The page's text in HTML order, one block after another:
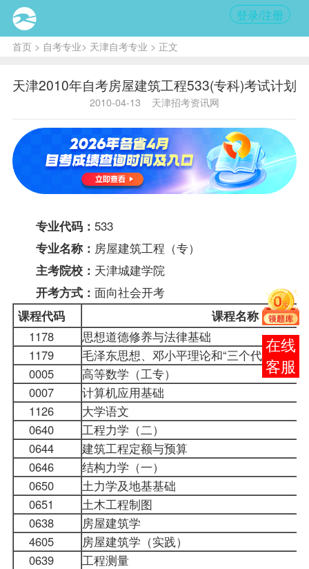
登录/注册
首页> 自考专业> 天津自考专业 > 正文
天津2010年自考房屋建筑工程533(专科)考试计划
2010-04-13 天津招考资讯网
专业代码： 533
专业名称： 房屋建筑工程（专）
主考院校： 天津城建学院
开考方式： 面向社会开考
课程代码
课程名称
1178
思想道德修养与法律基础
1179
毛泽东思想、邓小平理论和“三个代表”重
0005
高等数学（工专）
0007
计算机应用基础
1126
大学语文
0640
工程力学（二）
0644
建筑工程定额与预算
0646
结构力学（一）
0650
土力学及地基基础
0651
土木工程制图
0638
房屋建筑学
4605
房屋建筑学（实践）
0639
工程测量
报考
咨询